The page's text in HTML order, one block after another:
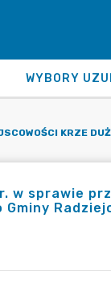
KRZE
r. w sprawie